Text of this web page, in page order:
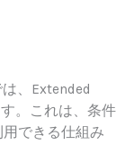
、Extended
。これは、条件
できる仕組み